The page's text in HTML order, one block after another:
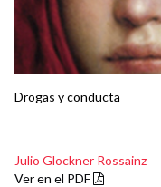
Drogas y conducta
Julio Glockner Rossainz
Ver en el PDF